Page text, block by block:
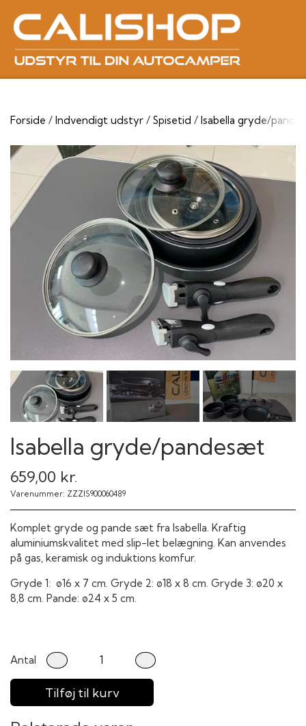
Forside Indvendigt udstyr Spisetid Isabella gryde/
Isabella gryde/pandesæt
659,00 kr.
Varenummer: ZZZIS900060489
Komplet gryde og pande sæt fra Isabella. Kraftig
aluminiumskvalitet med slip-let belægning. Kan anvendes
på gas, keramisk og induktions komfur.
Gryde 1: ø16 x 7 cm. Gryde 2: ø18 x 8 cm. Gryde 3: ø20 x
8,8 cm. Pande: ø24 x 5 cm.
Antal
Tilføj til kurv